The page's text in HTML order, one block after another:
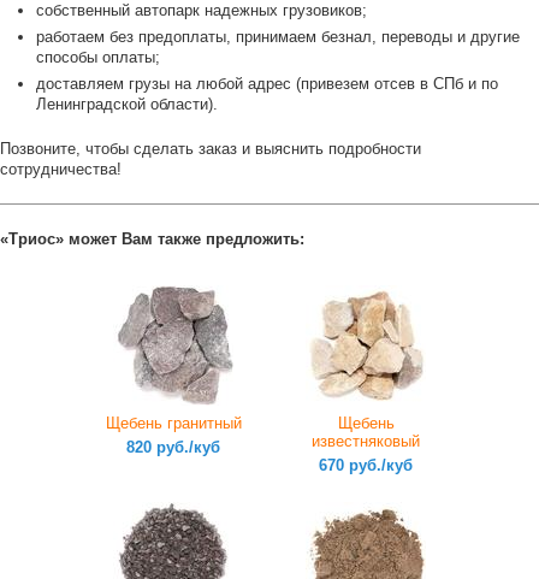
собственный автопарк надежных грузовиков;
работаем без предоплаты, принимаем безнал, переводы и другие
способы оплаты;
доставляем грузы на любой адрес (привезем отсев в СПб и по
Ленинградской области).
Позвоните, чтобы сделать заказ и выяснить подробности
сотрудничества!
«Триос» может Вам также предложить:
Щебень гранитный
820 руб./куб
Щебень
известняковый
670 руб./куб